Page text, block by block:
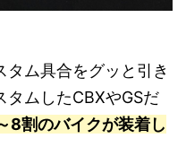
ム具合をグッと引き
タムしたCBXやGSだ
8割のバイクが装着し